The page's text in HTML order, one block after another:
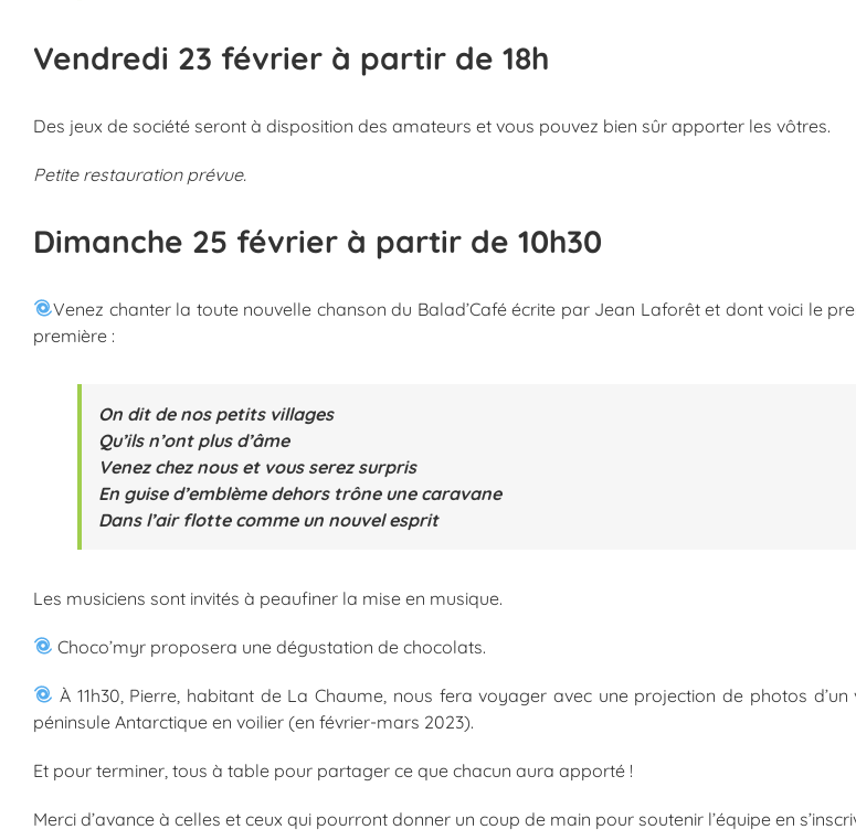
Vendredi 23 février à partir de 18h
Des jeux de société seront à disposition des amateurs et vous pouvez bien sûr apporter les vôtres.
Petite restauration prévue.
Dimanche 25 février à partir de 10h30
Venez chanter la toute nouvelle chanson du Balad’Café écrite par Jean Laforêt et dont voici le
première :
On dit de nos petits villages
Qu’ils n’ont plus d’âme
Venez chez nous et vous serez surpris
En guise d’emblème dehors trône une caravane
Dans l’air flotte comme un nouvel esprit
Les musiciens sont invités à peaufiner la mise en musique.
Choco’myr proposera une dégustation de chocolats.
À 11h30, Pierre, habitant de La Chaume, nous fera voyager avec une projection de photos
péninsule Antarctique en voilier (en février-mars 2023).
Et pour terminer, tous à table pour partager ce que chacun aura apporté !
Merci d’avance à celles et ceux qui pourront donner un coup de main pour soutenir l’équipe en